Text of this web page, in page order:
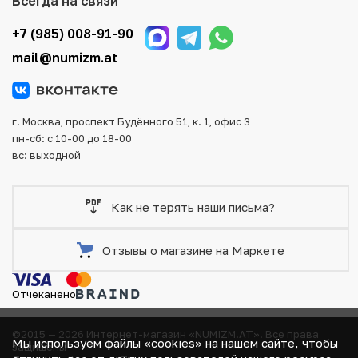
Для вашего удобства представлены несколько способов
оплаты и доставки заказа. Все отправления надежно и
тщательно упаковываются, что исключает возможность
повреждения во время доставки.
+7 (985) 008-91-90
mail@numizm.at
г. Москва, проспект Будённого 51, к. 1, офис 3
пн-сб: с 10-00 до 18-00
вс: выходной
©2015 — 2026 Интернет-магазин «NUMIZM.AT». Все права
защищены
Как не терять наши письма?
Отзывы о магазине на Маркете
Отчеканено
Мы используем файлы «cookies» на нашем сайте, чтобы